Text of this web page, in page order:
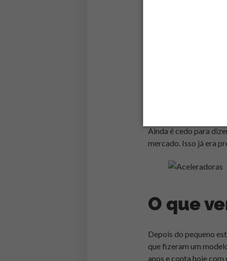
empresa) e pontuais
algumas saídas estão
Seed-DB e dos 127
concentram um valor
US$100 mi em
Ainda é cedo para
mercado. Isso já era
O que
Depois do pequeno
que fizeram um
anos e conta hoje